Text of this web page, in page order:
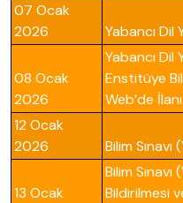
07 Ocak
2026
Yabancı Dil
08 Ocak
2026
Yabancı Dil
Enstitüye
Web’de İlanı
12 Ocak
2026
Bilim Sınavı
13 Ocak
Bilim Sınavı
Bildirilmesi